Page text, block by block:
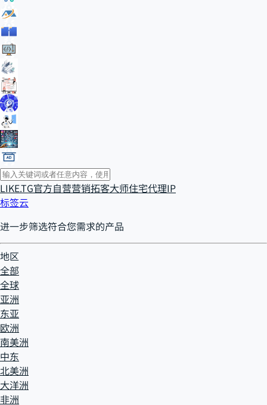
LIKE.TG官方自营营销拓客大师住宅代理IP
标签云
进一步筛选符合您需求的产品
地区
全部
全球
亚洲
东亚
欧洲
南美洲
中东
北美洲
大洋洲
非洲